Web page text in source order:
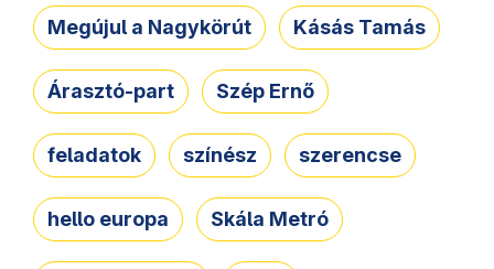
Megújul a Nagykörút Kásás Tamás
Árasztó-part Szép Ernő
feladatok színész szerencse
hello europa Skála Metró